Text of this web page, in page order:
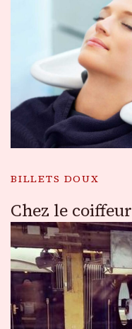
BILLETS DOUX
Chez le coiffeur